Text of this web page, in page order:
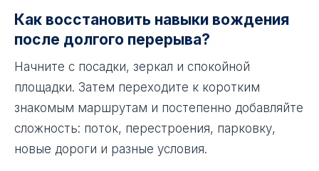
Как восстановить навыки вождения
после долгого перерыва?
Начните с посадки, зеркал и спокойной
площадки. Затем переходите к коротким
знакомым маршрутам и постепенно добавляйте
сложность: поток, перестроения, парковку,
новые дороги и разные условия.